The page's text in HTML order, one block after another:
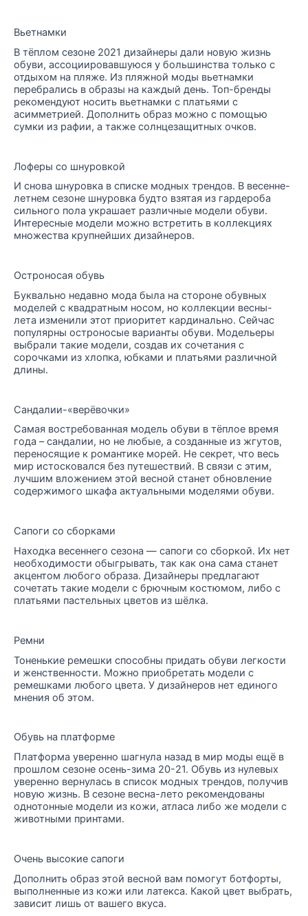
Вьетнамки
В тёплом сезоне 2021 дизайнеры дали новую жизнь
обуви, ассоциировавшуюся у большинства только с
отдыхом на пляже. Из пляжной моды вьетнамки
перебрались в образы на каждый день. Топ-бренды
рекомендуют носить вьетнамки с платьями с
асимметрией. Дополнить образ можно с помощью
сумки из рафии, а также солнцезащитных очков.
Лоферы со шнуровкой
И снова шнуровка в списке модных трендов. В весенне-
летнем сезоне шнуровка будто взятая из гардероба
сильного пола украшает различные модели обуви.
Интересные модели можно встретить в коллекциях
множества крупнейших дизайнеров.
Остроносая обувь
Буквально недавно мода была на стороне обувных
моделей с квадратным носом, но коллекции весны-
лета изменили этот приоритет кардинально. Сейчас
популярны остроносые варианты обуви. Модельеры
выбрали такие модели, создав их сочетания с
сорочками из хлопка, юбками и платьями различной
длины.
Сандалии-«верёвочки»
Самая востребованная модель обуви в тёплое время
года – сандалии, но не любые, а созданные из жгутов,
переносящие к романтике морей. Не секрет, что весь
мир истосковался без путешествий. В связи с этим,
лучшим вложением этой весной станет обновление
содержимого шкафа актуальными моделями обуви.
Сапоги со сборками
Находка весеннего сезона — сапоги со сборкой. Их нет
необходимости обыгрывать, так как она сама станет
акцентом любого образа. Дизайнеры предлагают
сочетать такие модели с брючным костюмом, либо с
платьями пастельных цветов из шёлка.
Ремни
Тоненькие ремешки способны придать обуви легкости
и женственности. Можно приобретать модели с
ремешками любого цвета. У дизайнеров нет единого
мнения об этом.
Обувь на платформе
Платформа уверенно шагнула назад в мир моды ещё в
прошлом сезоне осень-зима 20-21. Обувь из нулевых
уверенно вернулась в список модных трендов, получив
новую жизнь. В сезоне весна-лето рекомендованы
однотонные модели из кожи, атласа либо же модели с
животными принтами.
Очень высокие сапоги
Дополнить образ этой весной вам помогут ботфорты,
выполненные из кожи или латекса. Какой цвет выбрать,
зависит лишь от вашего вкуса.